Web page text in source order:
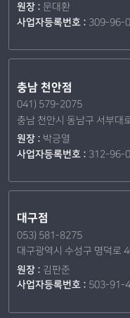
원장 : 문대환
사업자등록번호 : 309-96-
충남 천안점
041) 579-2075
충남 천안시 동남구 서부대
원장 : 박긍열
사업자등록번호 : 312-96-
대구점
053) 581-8275
대구광역시 수성구 명덕로
원장 : 김판준
사업자등록번호 : 503-91-